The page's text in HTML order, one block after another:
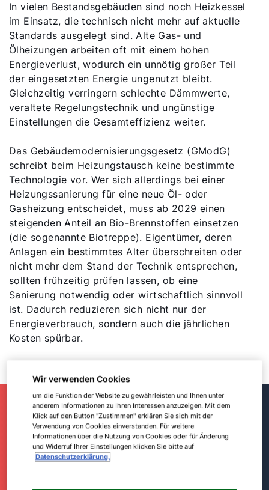
In vielen Bestandsgebäuden sind noch Heizkessel
im Einsatz, die technisch nicht mehr auf aktuelle
Standards ausgelegt sind. Alte Gas- und
Ölheizungen arbeiten oft mit einem hohen
Energieverlust, wodurch ein unnötig großer Teil
der eingesetzten Energie ungenutzt bleibt.
Gleichzeitig verringern schlechte Dämmwerte,
veraltete Regelungstechnik und ungünstige
Einstellungen die Gesamteffizienz weiter.
Das Gebäudemodernisierungsgesetz (GModG)
schreibt beim Heizungstausch keine bestimmte
Technologie vor. Wer sich allerdings bei einer
Heizungssanierung für eine neue Öl- oder
Gasheizung entscheidet, muss ab 2029 einen
steigenden Anteil an Bio-Brennstoffen einsetzen
(die sogenannte Biotreppe). Eigentümer, deren
Anlagen ein bestimmtes Alter überschreiten oder
nicht mehr dem Stand der Technik entsprechen,
sollten frühzeitig prüfen lassen, ob eine
Sanierung notwendig oder wirtschaftlich sinnvoll
ist. Dadurch reduzieren sich nicht nur der
Energieverbrauch, sondern auch die jährlichen
Kosten spürbar.
Jetzt Installateur finden!
Lassen Sie sich individuell von einem qualifizierten
Wir verwenden Cookies
um die Funktion der Website zu gewährleisten und Ihnen unter
anderem Informationen zu Ihren Interessen anzuzeigen. Mit dem
Klick auf den Button "Zustimmen" erklären Sie sich mit der
Verwendung von Cookies einverstanden. Für weitere
Informationen über die Nutzung von Cookies oder für Änderung
und Widerruf Ihrer Einstellungen klicken Sie bitte auf
Datenschutzerklärung.